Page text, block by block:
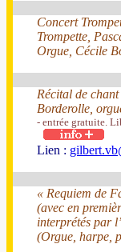
Concert
Trompette,
Orgue, Cécile
Récital de
Borderolle,
- entrée gratuite.
Lien :
« Requiem de
(avec en
interprétés par
(Orgue, harpe,